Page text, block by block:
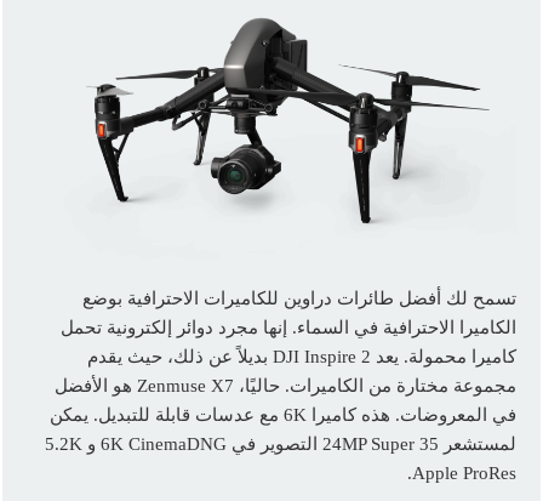
تسمح لك أفضل طائرات دراوين للكاميرات الاحترافية بوضع
الكاميرا الاحترافية في السماء. إنها مجرد دوائر إلكترونية تحمل
كاميرا محمولة. يعد DJI Inspire 2 بديلاً عن ذلك، حيث يقدم
مجموعة مختارة من الكاميرات. حاليًا، Zenmuse X7 هو الأفضل
في المعروضات. هذه كاميرا 6K مع عدسات قابلة للتبديل. يمكن
لمستشعر 24MP Super 35 التصوير في 6K CinemaDNG و 5.2K
Apple ProRes.